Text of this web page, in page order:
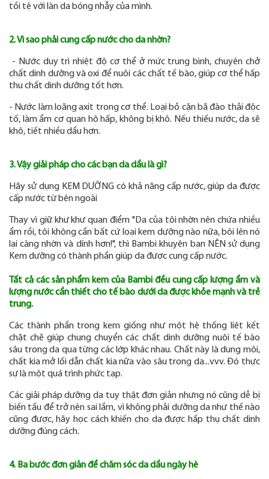
tồi tệ với làn da bóng nhẫy của mình.
2. Vì sao phải cung cấp nước cho da nhờn?
- Nước duy trì nhiệt độ cơ thể ở mức trung bình, chuyên chở
chất dinh dưỡng và oxi để nuôi các chất tế bào, giúp cơ thể hấp
thu chất dinh dưỡng tốt hơn.
- Nước làm loãng axit trong cơ thể. Loại bỏ cặn bã đào thải độc
tố, làm ẩm cơ quan hô hấp, không bị khô. Nếu thiếu nước, da sẽ
khô, tiết nhiều dầu hơn.
3. Vậy giải pháp cho các bạn da dầu là gì?
Hãy sử dụng KEM DƯỠNG có khả năng cấp nước, giúp da được
cấp nước từ bên ngoài
Thay vì giữ khư khư quan điểm "Da của tôi nhờn nên chứa nhiều
ẩm rồi, tôi không cần bất cứ loại kem dưỡng nào nữa, bôi lên nó
lại càng nhờn và dính hơn!", thì Bambi khuyên bạn NÊN sử dụng
Kem dưỡng có thành phần giúp da được cung cấp nước.
Tất cả các sản phẩm kem của Bambi đều cung cấp lượng ẩm và
lượng nước cần thiết cho tế bào dưới da được khỏe mạnh và trẻ
trung.
Các thành phần trong kem giống như một hệ thống liêt kết
chặt chẽ giúp chung chuyển các chất dinh dưỡng nuôi tế bào
sâu trong da qua từng các lớp khác nhau. Chất này là dung môi,
chất kia mở lối dẫn chất kia nữa vào sâu trong da...vvv. Đó thực
sự là một quá trình phức tạp.
Các giải pháp dưỡng da tuy thật đơn giản nhưng nó cũng dễ bị
biến tấu để trở nên sai lầm, vì không phải dưỡng da như thế nào
cũng được, hãy học cách khiến cho da được hấp thụ chất dinh
dưỡng đúng cách.
4. Ba bước đơn giản để chăm sóc da dầu ngày hè